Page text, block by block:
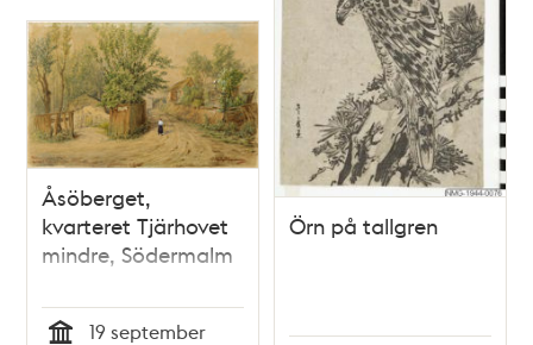
Åsöberget,
kvarteret Tjärhovet
mindre, Södermalm
19 september
Örn på tallgren